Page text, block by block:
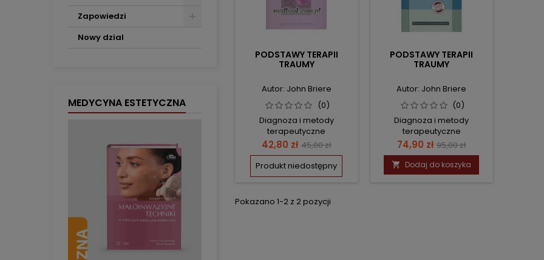
Zapowiedzi
Nowy dzial
MEDYCYNA ESTETYCZNA
PODSTAWY TERAPII
TRAUMY
Autor: John Briere
(0)
Diagnoza i metody
terapeutyczne
Cena
42,80 zł Cena
podstawowa
45,00 zł
Produkt niedostępny
PODSTAWY TERAPII
TRAUMY
Autor: John Briere
(0)
Diagnoza i metody
terapeutyczne
Cena
74,90 zł Cena
podstawowa
95,00 zł
 Dodaj do koszyka
Pokazano 1-2 z 2 pozycji